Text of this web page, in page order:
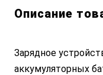
Описание
Зарядное
аккумуляторных